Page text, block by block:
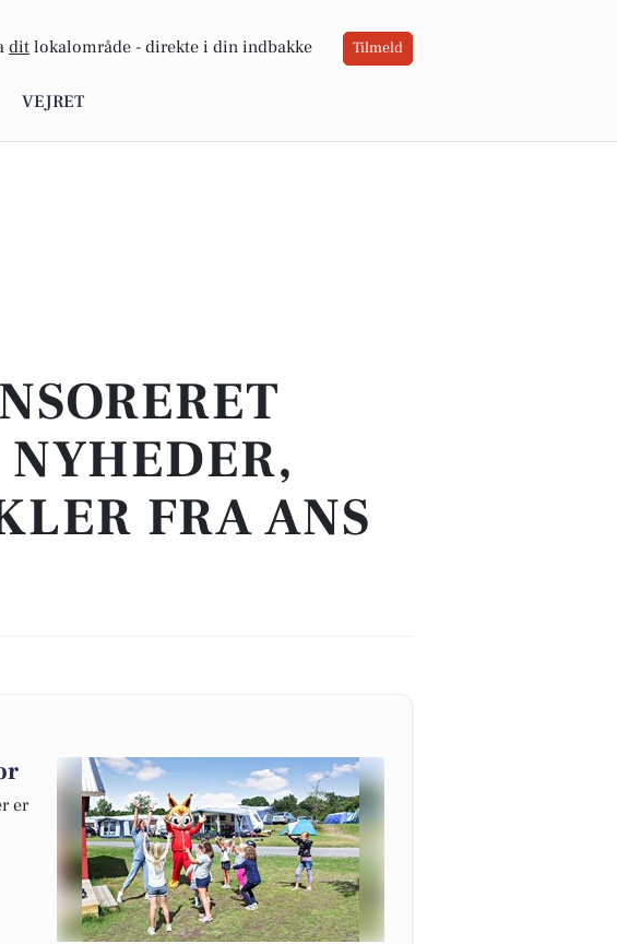
dit lokalområde - direkte i din indbakke Tilmeld
VEJRET
FRA ANS
er